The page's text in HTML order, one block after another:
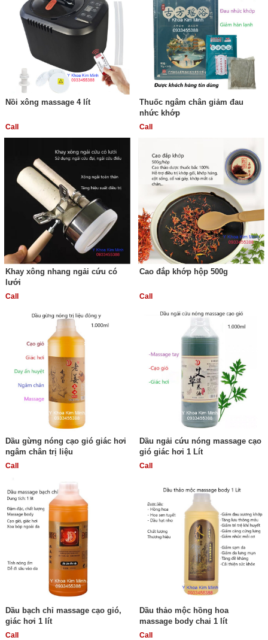
Nồi xông massage 4 lít
Call
Thuốc ngâm chân giảm đau
nhức khớp
Call
Khay xông nhang ngải cứu có
lưới
Call
Cao đắp khớp hộp 500g
Call
Dầu gừng nóng cạo gió giác hơi
ngâm chân trị liệu
Call
Dầu ngải cứu nóng massage cạo
gió giác hơi 1 Lít
Call
Dầu bạch chỉ massage cạo gió,
giác hơi 1 lít
Call
Dầu thảo mộc hồng hoa
massage body chai 1 lít
Call